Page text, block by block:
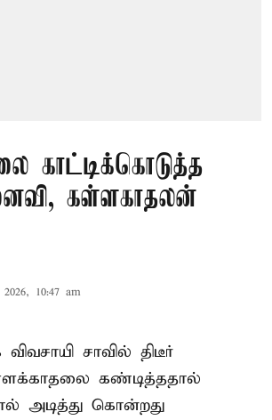
காட்டிக்கொடுத்த
கள்ளகாதலன்
10:47 am
விவசாயி சாவில் திடீர்
கண்டித்ததால்
அடித்து கொன்றது